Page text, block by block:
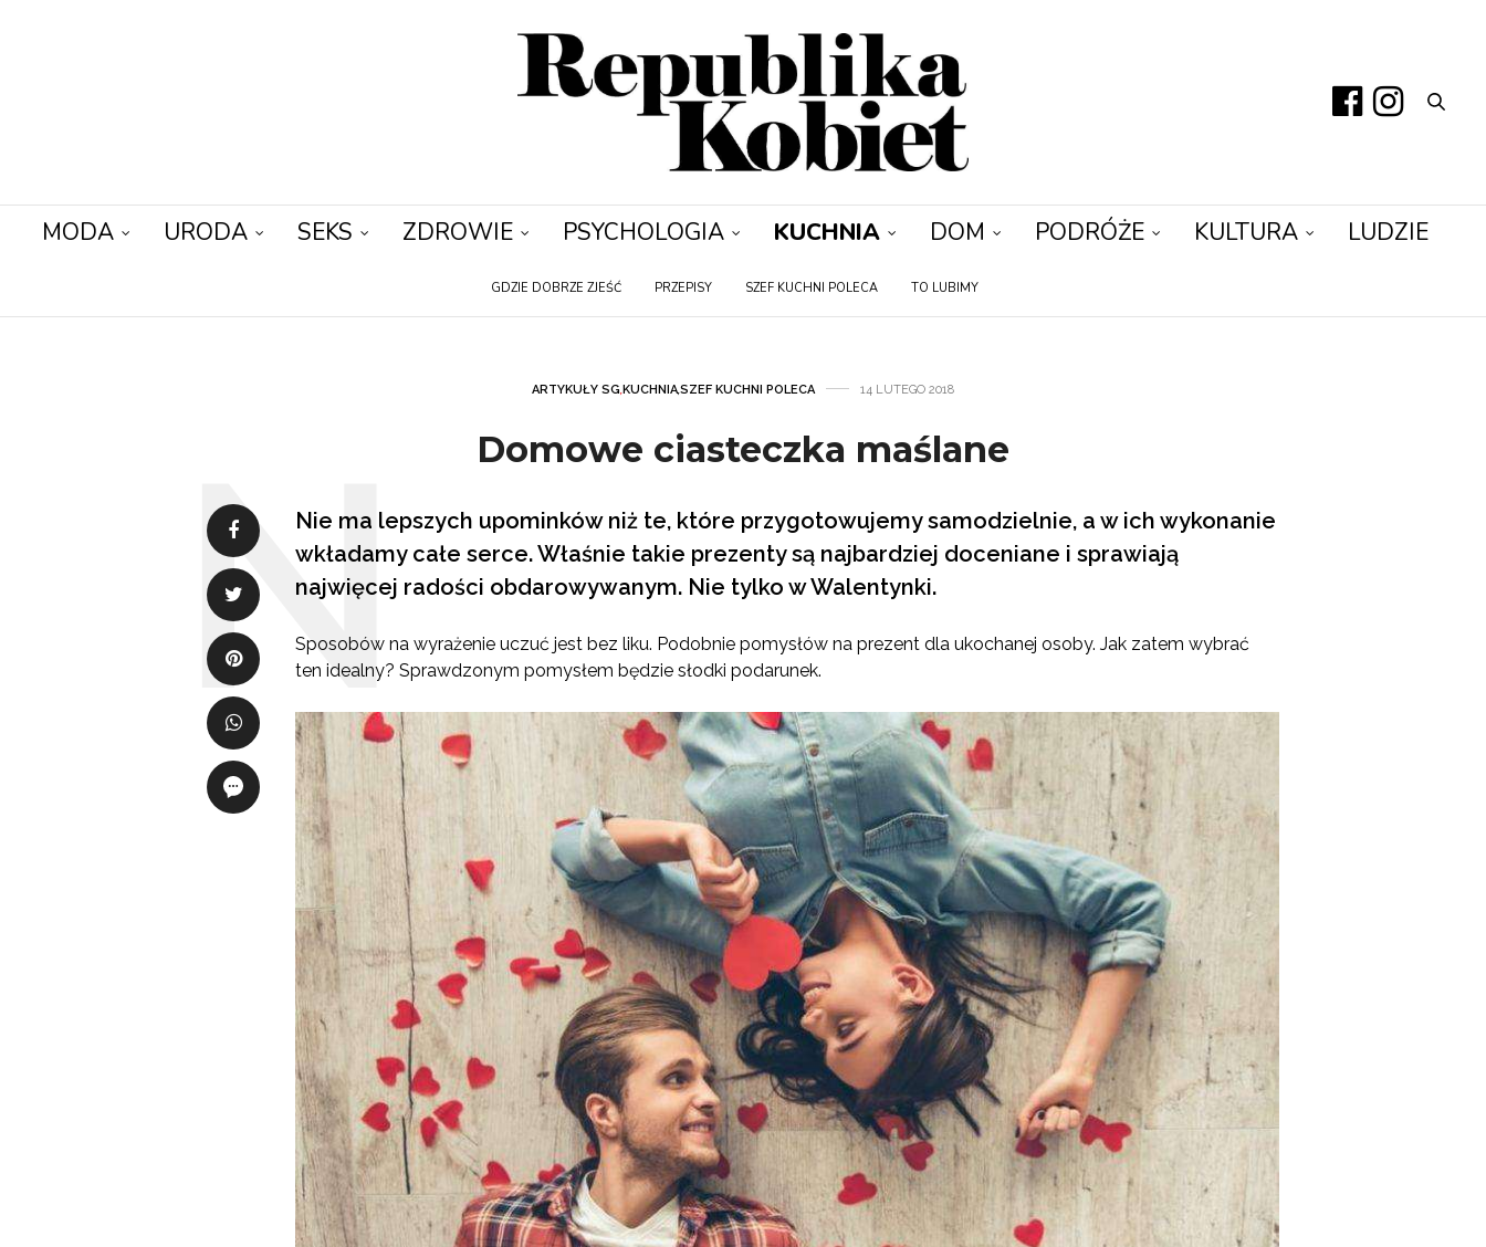
MODA URODA SEKS ZDROWIE PSYCHOLOGIA KUCHNIA DOM PODRÓŻE KULTURA LUDZIE
GDZIE DOBRZE ZJEŚĆ PRZEPISY SZEF KUCHNI POLECA TO LUBIMY
ARTYKUŁY SG,KUCHNIA,SZEF KUCHNI POLECA 14 LUTEGO 2018
Domowe ciasteczka maślane
Nie ma lepszych upominków niż te, które przygotowujemy samodzielnie, a w ich wykonanie
wkładamy całe serce. Właśnie takie prezenty są najbardziej doceniane i sprawiają
najwięcej radości obdarowywanym. Nie tylko w Walentynki.
Sposobów na wyrażenie uczuć jest bez liku. Podobnie pomysłów na prezent dla ukochanej osoby. Jak zatem wybrać
ten idealny? Sprawdzonym pomysłem będzie słodki podarunek.